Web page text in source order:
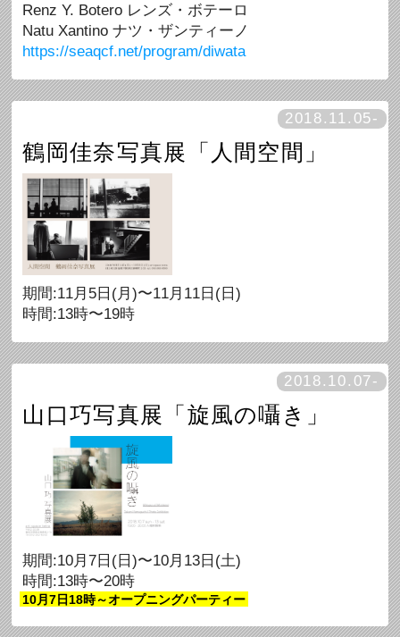
Renz Y. Botero レンズ・ボテーロ
Natu Xantino ナツ・ザンティーノ
https://seaqcf.net/program/diwata
2018.11.05-
鶴岡佳奈写真展「人間空間」
期間:11月5日(月)〜11月11日(日)
時間:13時〜19時
2018.10.07-
山口巧写真展「旋風の囁き」
期間:10月7日(日)〜10月13日(土)
時間:13時〜20時
10月7日18時～オープニングパーティー